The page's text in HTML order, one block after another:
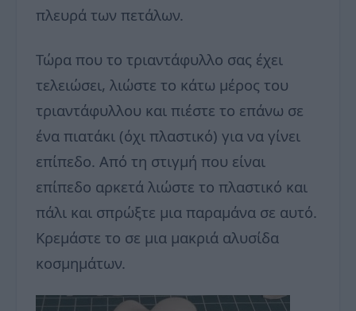
πλευρά των πετάλων.
Τώρα που το τριαντάφυλλο σας έχει
τελειώσει, λιώστε το κάτω μέρος του
τριαντάφυλλου και πιέστε το επάνω σε
ένα πιατάκι (όχι πλαστικό) για να γίνει
επίπεδο. Από τη στιγμή που είναι
επίπεδο αρκετά λιώστε το πλαστικό και
πάλι και σπρώξτε μια παραμάνα σε αυτό.
Κρεμάστε το σε μια μακριά αλυσίδα
κοσμημάτων.